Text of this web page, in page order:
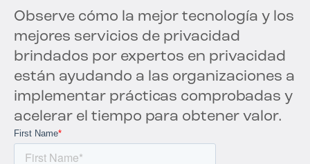
Observe cómo la mejor tecnología y los
mejores servicios de privacidad
brindados por expertos en privacidad
están ayudando a las organizaciones a
implementar prácticas comprobadas y
acelerar el tiempo para obtener valor.